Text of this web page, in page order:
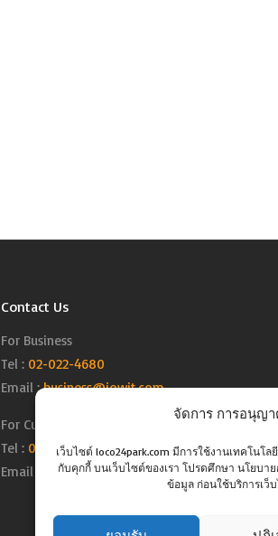
จัดการ การอนุญา
เว็บไซต์ loco24park.com มีการใช้งานเทคโน
กับคุกกี้ บนเว็บไซต์ของเรา โปรดศึกษา นโยบ
ข้อมูล ก่อนใช้บริการเว็
Contact Us
For Business
Tel : 02-022-4680
Email :business@jowit.com
For Customer
Tel : 02-098-6022
Email :
support@jowit.com